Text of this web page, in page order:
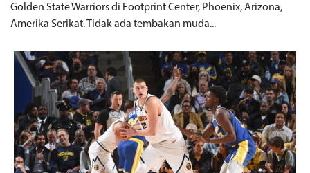
Golden State Warriors di Footprint Center, Phoenix, Arizona,
Amerika Serikat. Tidak ada tembakan muda...